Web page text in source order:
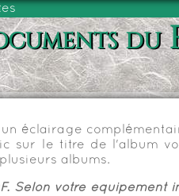
du
éclairage
sur le titre de l'album
albums.
Selon votre